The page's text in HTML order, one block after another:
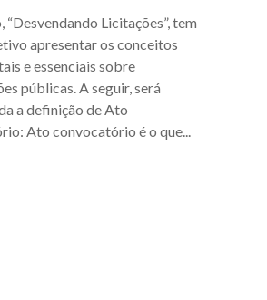
“Desvendando Licitações”, tem
apresentar os conceitos
e essenciais sobre
públicas. A seguir, será
a definição de Ato
Ato convocatório é o que...